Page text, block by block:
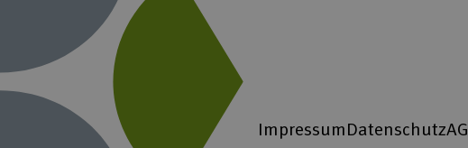
ImpressumDatenschutz